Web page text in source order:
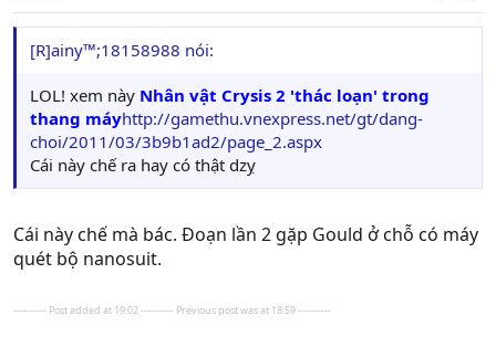
[R]ainy™;18158988 nói:
LOL! xem này Nhân vật Crysis 2 'thác loạn' trong
thang máyhttp://gamethu.vnexpress.net/gt/dang-
choi/2011/03/3b9b1ad2/page_2.aspx
Cái này chế ra hay có thật dzỵ
Cái này chế mà bác. Đoạn lần 2 gặp Gould ở chỗ có máy
quét bộ nanosuit.
---------- Post added at 19:02 ---------- Previous post was at 18:59 ----------